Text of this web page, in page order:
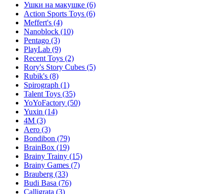
Ушки на макушке (6)
Action Sports Toys (6)
Meffert's (4)
Nanoblock (10)
Pentago (3)
PlayLab (9)
Recent Toys (2)
Rory's Story Cubes (5)
Rubik's (8)
Spirograph (1)
Talent Toys (35)
YoYoFactory (50)
Yuxin (14)
4M (3)
Aero (3)
Bondibon (79)
BrainBox (19)
Brainy Trainy (15)
Brainy Games (7)
Brauberg (33)
Budi Basa (76)
Calligrata (3)